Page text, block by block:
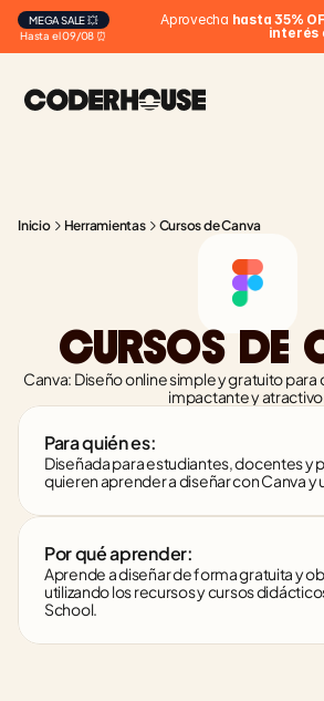
Hasta el 09/08 ⏰
MEGA SALE 💥 Aprovecha hasta 35%
interés
Inicio Herramientas Cursos de Canva
CURSOS DE
Canva: Diseño online simple y gratuito
impactante y
Para quién es:
Diseñada para estudiantes, docentes y
quieren aprender a diseñar con Canva y
Por qué aprender:
Aprende a diseñar de forma gratuita y
utilizando los recursos y cursos
School.